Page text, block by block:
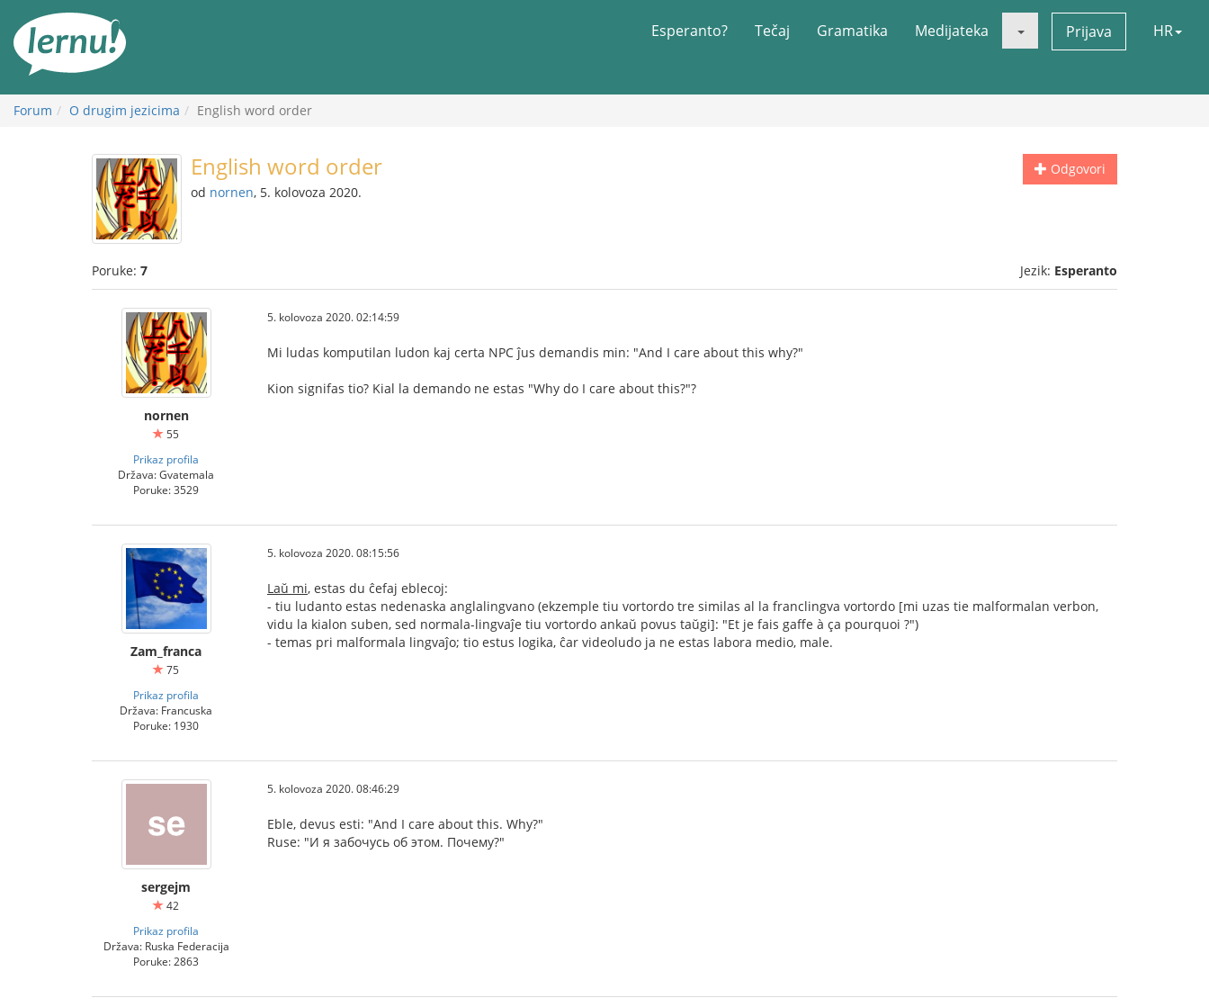
Esperanto? Tečaj Gramatika Medijateka Prijava HR
Forum O drugim jezicima English word order
Odgovori
English word order
od nornen, 5. kolovoza 2020.
Poruke: 7 Jezik: Esperanto
nornen
55
Prikaz profila
Država: Gvatemala
Poruke: 3529
5. kolovoza 2020. 02:14:59
Mi ludas komputilan ludon kaj certa NPC ĵus demandis min: "And I care about this why?"
Kion signifas tio? Kial la demando ne estas "Why do I care about this?"?
Zam_franca
75
Prikaz profila
Država: Francuska
Poruke: 1930
5. kolovoza 2020. 08:15:56
Laŭ mi, estas du ĉefaj eblecoj:
- tiu ludanto estas nedenaska anglalingvano (ekzemple tiu vortordo tre similas al la franclingva vortordo [mi uzas tie malformalan verbon,
vidu la kialon suben, sed normala-lingvaĵe tiu vortordo ankaŭ povus taŭgi]: "Et je fais gaffe à ça pourquoi ?")
- temas pri malformala lingvaĵo; tio estus logika, ĉar videoludo ja ne estas labora medio, male.
sergejm
42
Prikaz profila
Država: Ruska Federacija
Poruke: 2863
5. kolovoza 2020. 08:46:29
Eble, devus esti: "And I care about this. Why?"
Ruse: "И я забочусь об этом. Почему?"